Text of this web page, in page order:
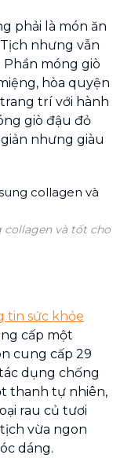
phải là món ăn
nhưng vẫn
Phần móng giò
hòa quyện
trí với hành
giò đậu đỏ
nhưng giàu
collagen và tốt cho
tin sức khỏe
cấp một
cung cấp 29
dụng chống
thanh tự nhiên,
rau củ tươi
vừa ngon
dáng.